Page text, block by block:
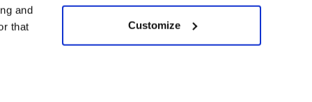
and
that
Customize